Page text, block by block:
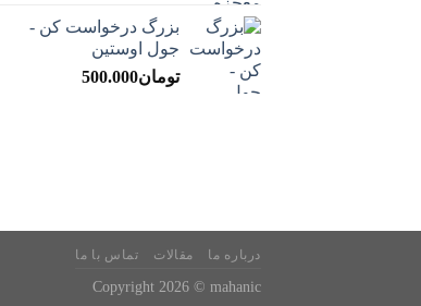
بزرگ درخواست کن -
جول اوستین
تومان500.000
درباره ما مقالات تماس با ما
Copyright 2026 © mahanic